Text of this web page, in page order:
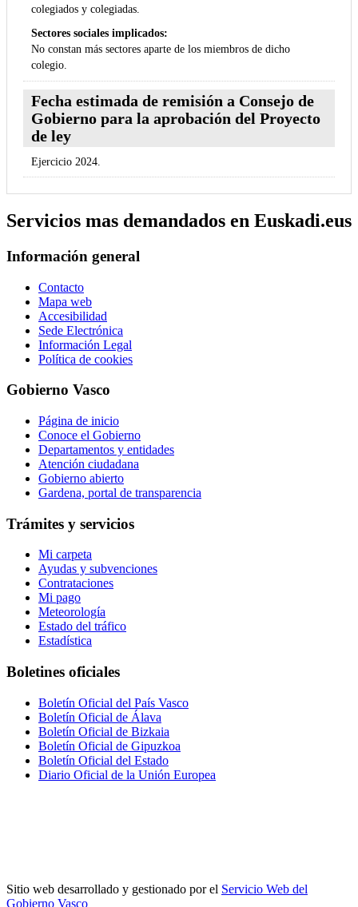
colegiados y colegiadas.
Sectores sociales implicados:
No constan más sectores aparte de los miembros de dicho
colegio.
Fecha estimada de remisión a Consejo de
Gobierno para la aprobación del Proyecto
de ley
Ejercicio 2024.
Servicios mas demandados en Euskadi.eus
Información general
Contacto
Mapa web
Accesibilidad
Sede Electrónica
Información Legal
Política de cookies
Gobierno Vasco
Página de inicio
Conoce el Gobierno
Departamentos y entidades
Atención ciudadana
Gobierno abierto
Gardena, portal de transparencia
Trámites y servicios
Mi carpeta
Ayudas y subvenciones
Contrataciones
Mi pago
Meteorología
Estado del tráfico
Estadística
Boletines oficiales
Boletín Oficial del País Vasco
Boletín Oficial de Álava
Boletín Oficial de Bizkaia
Boletín Oficial de Gipuzkoa
Boletín Oficial del Estado
Diario Oficial de la Unión Europea
Sitio web desarrollado y gestionado por el Servicio Web del
Gobierno Vasco